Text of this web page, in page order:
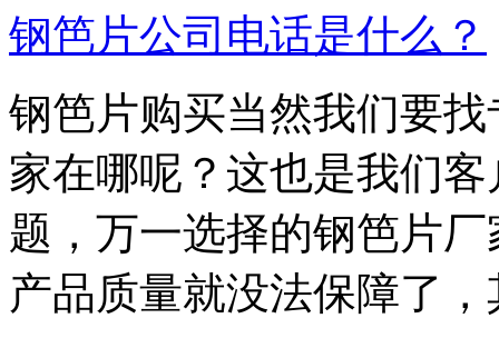
钢笆片公司电话是什么？
钢笆片购买当然我们要
家在哪呢？这也是我们
题，万一选择的钢笆片
产品质量就没法保障了